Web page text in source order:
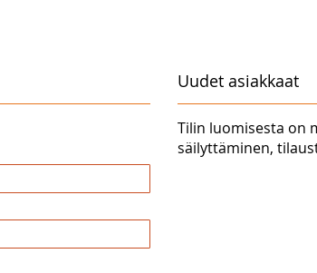
Uudet asiakkaat
Tilin luomisesta on
säilyttäminen,